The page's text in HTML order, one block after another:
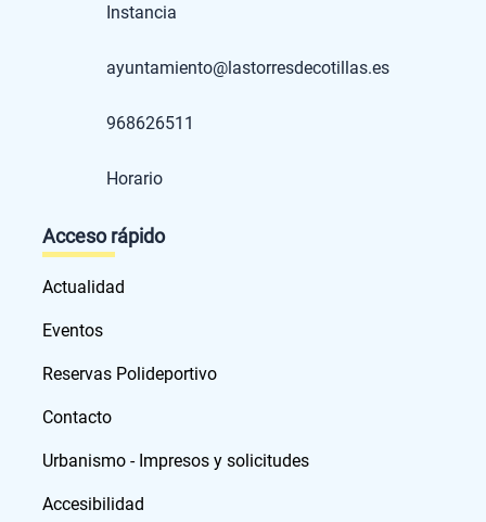
Instancia
ayuntamiento@lastorresdecotillas.es
968626511
Horario
Acceso rápido
Actualidad
Eventos
Reservas Polideportivo
Contacto
Urbanismo - Impresos y solicitudes
Accesibilidad